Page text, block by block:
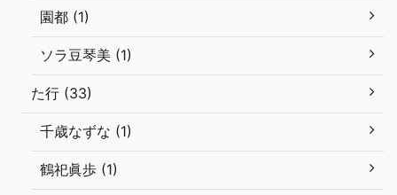
園都 (1)
ソラ豆琴美 (1)
た行 (33)
千歳なずな (1)
鶴祀眞歩 (1)